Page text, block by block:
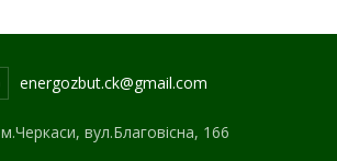
energozbut.ck@gmail.com
м.Черкаси, вул.Благовісна, 166